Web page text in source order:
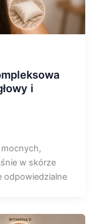
i
w skórze
odpowiedzialne